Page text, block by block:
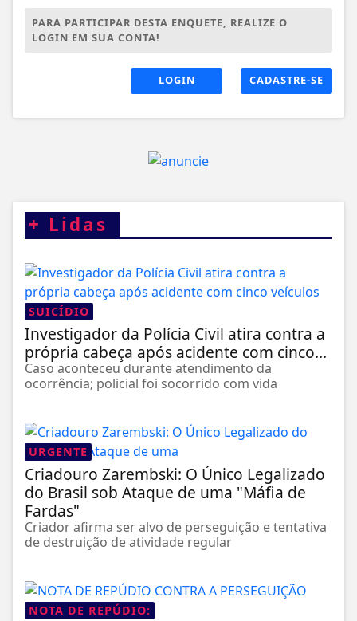
PARA PARTICIPAR DESTA ENQUETE, REALIZE O
LOGIN EM SUA CONTA!
LOGIN CADASTRE-SE
+ Lidas
SUICÍDIO
Investigador da Polícia Civil atira contra a
própria cabeça após acidente com cinco...
Caso aconteceu durante atendimento da
ocorrência; policial foi socorrido com vida
URGENTE
Criadouro Zarembski: O Único Legalizado
do Brasil sob Ataque de uma "Máfia de
Fardas"
Criador afirma ser alvo de perseguição e tentativa
de destruição de atividade regular
NOTA DE REPÚDIO: